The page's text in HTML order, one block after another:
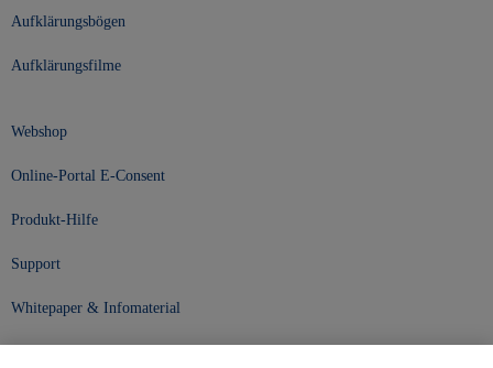
Aufklärungsbögen
Aufklärungsfilme
Webshop
Online-Portal E-Consent
Produkt-Hilfe
Support
Whitepaper & Infomaterial